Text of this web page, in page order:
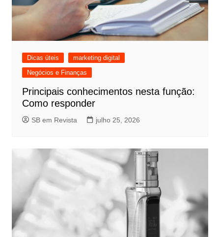
Dicas úteis
marketing digital
Negócios e Finanças
Principais conhecimentos nesta função:
Como responder
SB em Revista julho 25, 2026